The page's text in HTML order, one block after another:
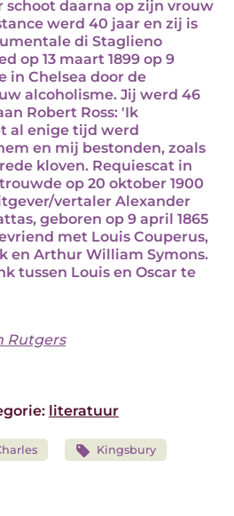
schoot daarna op zijn vrouw
werd 40 jaar en zij is
di Staglieno
op 13 maart 1899 op 9
in Chelsea door de
alcoholisme. Jij werd 46
Robert Ross: 'Ik
al enige tijd werd
en mij bestonden, zoals
kloven. Requiescat in
op 20 oktober 1900
vertaler Alexander
geboren op 9 april 1865
met Louis Couperus,
en Arthur William Symons.
tussen Louis en Oscar te
Rutgers
literatuur
Kingsbury